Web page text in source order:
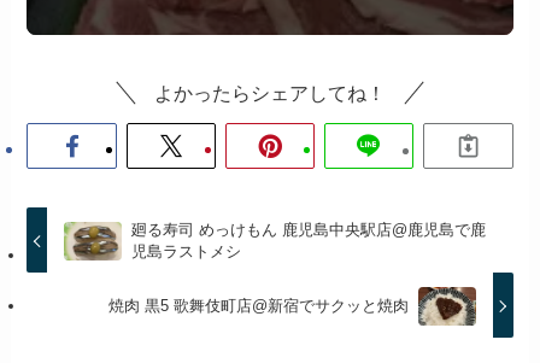
よかったらシェアしてね！
廻る寿司 めっけもん 鹿児島中央駅店@鹿児島で鹿
児島ラストメシ
焼肉 黒5 歌舞伎町店@新宿でサクッと焼肉